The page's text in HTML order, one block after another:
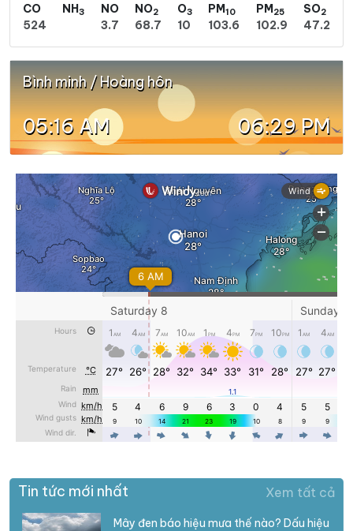
CO
524
NH3
NO
3.7
NO2
68.7
O3
10
PM10
103.6
PM25
102.9
SO2
47.2
Bình minh / Hoàng hôn
05:16 AM 06:29 PM
Tin tức mới nhất Xem tất cả
Mây đen báo hiệu mưa thế nào? Dấu hiệu